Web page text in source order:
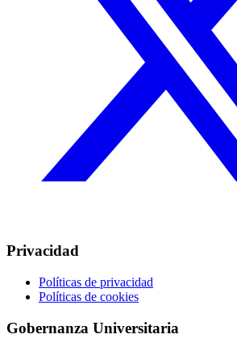
Privacidad
Políticas de privacidad
Políticas de cookies
Gobernanza Universitaria